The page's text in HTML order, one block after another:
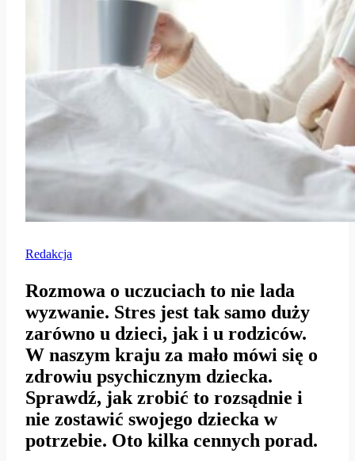
Redakcja
Rozmowa o uczuciach to nie lada
wyzwanie. Stres jest tak samo duży
zarówno u dzieci, jak i u rodziców.
W naszym kraju za mało mówi się o
zdrowiu psychicznym dziecka.
Sprawdź, jak zrobić to rozsądnie i
nie zostawić swojego dziecka w
potrzebie. Oto kilka cennych porad.